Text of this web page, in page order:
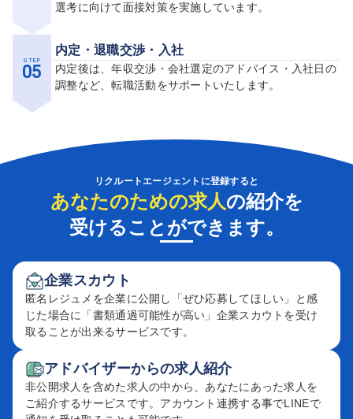
選考に向けて面接対策を実施しています。
STEP
05
内定・退職交渉・入社
内定後は、年収交渉・会社選定のアドバイス・入社日の
調整など、転職活動をサポートいたします。
リクルートエージェントに登録すると
あなたのための求人の紹介を
受けることができます。
企業スカウト
匿名レジュメを企業に公開し「ぜひ応募してほしい」と感
じた場合に「書類通過可能性が高い」企業スカウトを受け
取ることが出来るサービスです。
アドバイザーからの求人紹介
非公開求人を含めた求人の中から、あなたにあった求人を
ご紹介するサービスです。アカウント連携する事でLINEで